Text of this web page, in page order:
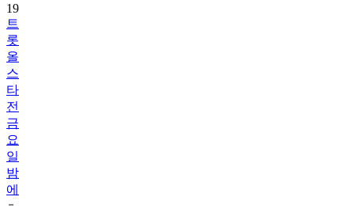
19
트
롯
올
스
타
전
금
요
일
밤
에